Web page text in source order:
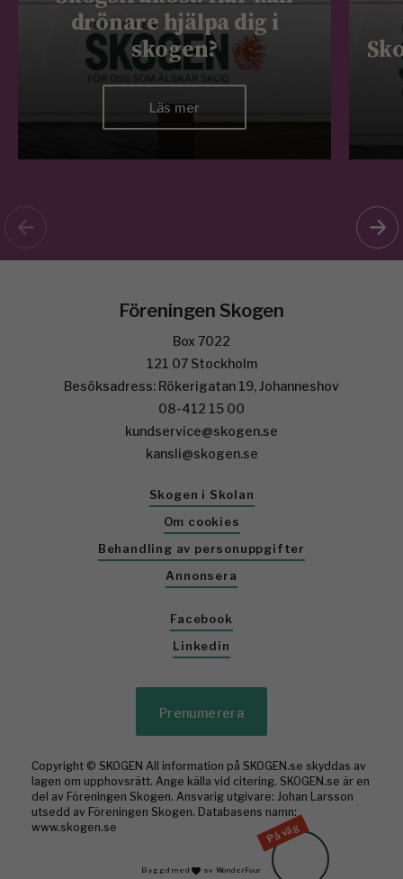
drönare hjälpa dig i
skogen?
Läs mer
På väg
Föreningen Skogen
Box 7022
121 07 Stockholm
Besöksadress: Rökerigatan 19, Johanneshov
08-412 15 00
kundservice@skogen.se
kansli@skogen.se
Skogen i Skolan
Om cookies
Behandling av personuppgifter
Annonsera
Facebook
Linkedin
Prenumerera
Copyright © SKOGEN All information på SKOGEN.se skyddas av
lagen om upphovsrätt. Ange källa vid citering. SKOGEN.se är en
del av Föreningen Skogen. Ansvarig utgivare: Johan Larsson
utsedd av Föreningen Skogen. Databasens namn:
www.skogen.se
Byggd med av WonderFour